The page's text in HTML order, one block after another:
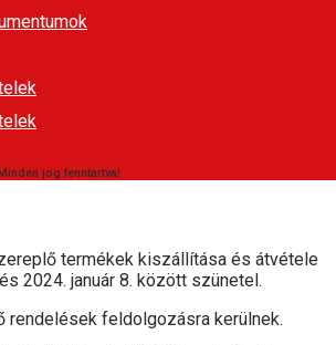
jog fenntartva!
termékek kiszállítása és átvétele
2024. január 8. között szünetel.
rendelések feldolgozásra kerülnek.